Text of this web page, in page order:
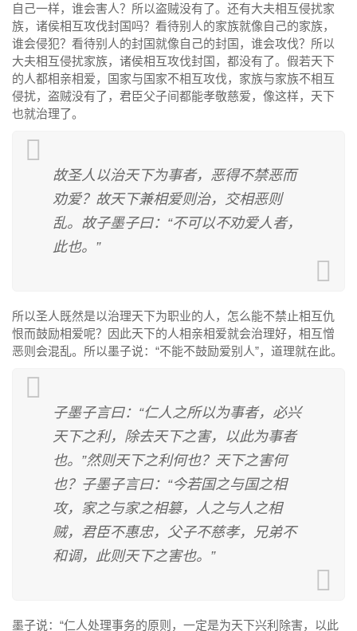
自己一样，谁会害人？所以盗贼没有了。还有大夫相互侵扰家
族，诸侯相互攻伐封国吗？看待别人的家族就像自己的家族，
谁会侵犯？看待别人的封国就像自己的封国，谁会攻伐？所以
大夫相互侵扰家族，诸侯相互攻伐封国，都没有了。假若天下
的人都相亲相爱，国家与国家不相互攻伐，家族与家族不相互
侵扰，盗贼没有了，君臣父子间都能孝敬慈爱，像这样，天下
也就治理了。
故圣人以治天下为事者，恶得不禁恶而
劝爱？故天下兼相爱则治，交相恶则
乱。故子墨子曰：“不可以不劝爱人者，
此也。”
所以圣人既然是以治理天下为职业的人，怎么能不禁止相互仇
恨而鼓励相爱呢？因此天下的人相亲相爱就会治理好，相互憎
恶则会混乱。所以墨子说：“不能不鼓励爱别人”，道理就在此。
子墨子言曰：“仁人之所以为事者，必兴
天下之利，除去天下之害，以此为事者
也。”然则天下之利何也？天下之害何
也？子墨子言曰：“今若国之与国之相
攻，家之与家之相篡，人之与人之相
贼，君臣不惠忠，父子不慈孝，兄弟不
和调，此则天下之害也。”
墨子说：“仁人处理事务的原则，一定是为天下兴利除害，以此